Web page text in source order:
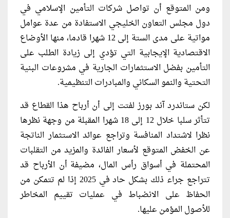
ومن المتوقع أن تواصل شركات التأمين الإسلامي في
دول مجلس التعاون الخليجي الاستفادة من عدة عوامل
مواتية على مدى الستة إلى 12 شهرا قادما، منها الأوضاع
الاقتصادية الإيجابية التي تؤدي إلى زيادة الطلب على
التأمين بفضل الاستثمارات الجارية في مشروعات البنية
التحتية والنمو السكاني والمبادرات التنظيمية.
لكن ستاندرد آند بورز لفتت إلى أن أرباح هذا القطاع قد
تتأثر سلبا خلال 12 إلى 18 شهرا المقبلة من وجهة نظرها
نظرا لاشتداد المنافسة وتراجع عوائد الاستثمار الناتجة
عن الخفض المتوقع لأسعار الفائدة والمزيد من التقلبات
المحتملة في أسواق رأس المال، مضيفة أن الأرباح قد
تتراجع جراء ذلك بشكل حاد في 2025 إذا لم تتمكن من
الحفاظ على الانضباط في عمليات تقييم المخاطر
للأصول المؤمن عليها.